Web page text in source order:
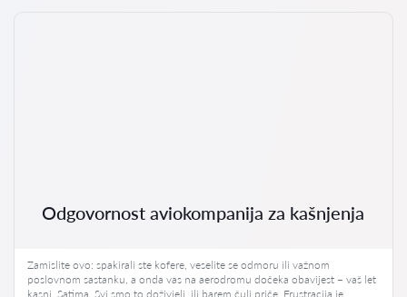
Odgovornost aviokompanija za kašnjenja
Zamislite ovo: spakirali ste kofere, veselite se odmoru ili važnom
poslovnom sastanku, a onda vas na aerodromu dočeka obavijest – vaš let
kasni. Satima. Svi smo to doživjeli, ili barem čuli priče. Frustracija je